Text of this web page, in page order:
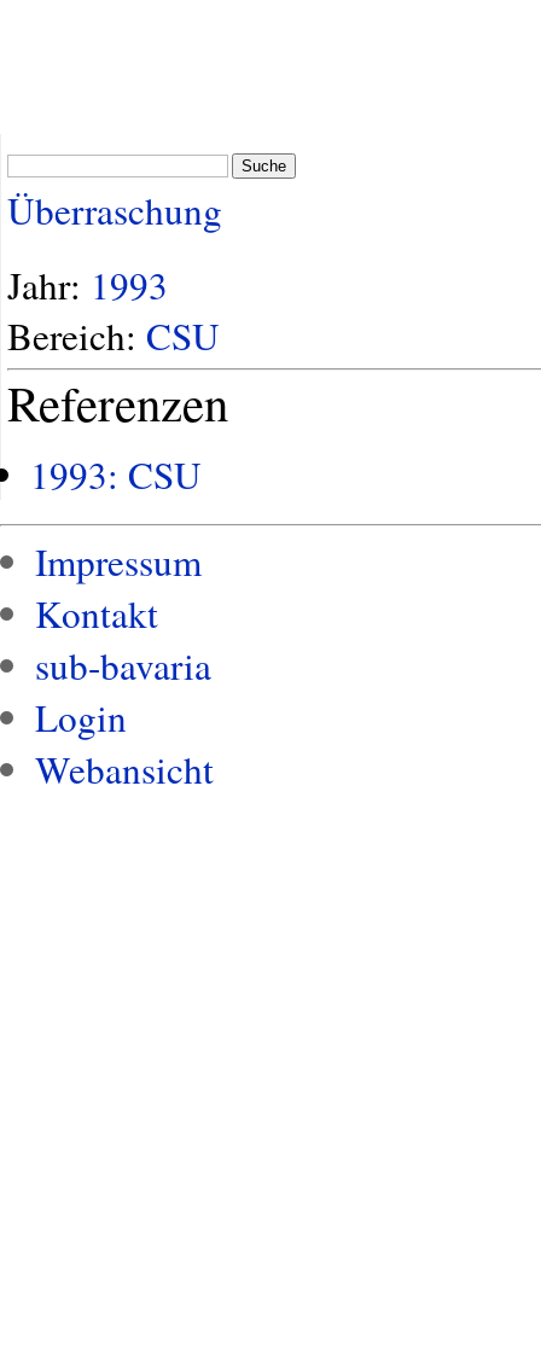
Suche
Überraschung
Jahr: 1993
Bereich: CSU
Referenzen
1993: CSU
Impressum
Kontakt
sub-bavaria
Login
Webansicht